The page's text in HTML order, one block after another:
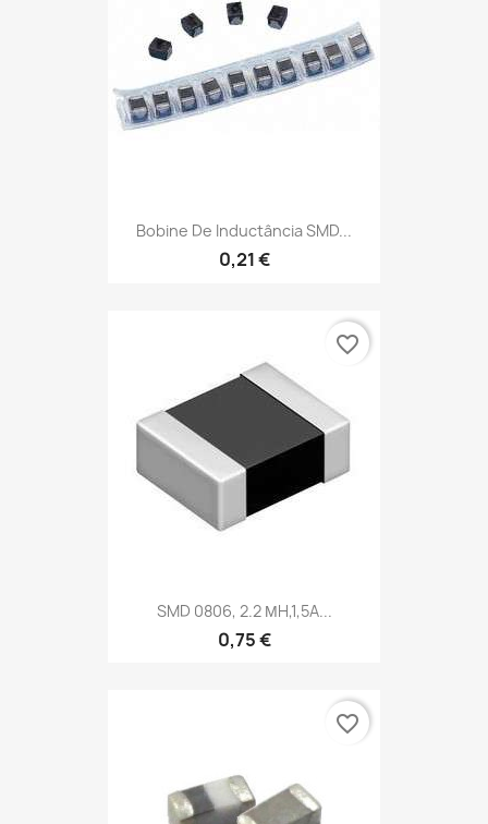
Bobine De Inductância SMD...
0,21 €
SMD 0806, 2.2 ΜH,1,5A...
0,75 €
favorite_border
favorite_border